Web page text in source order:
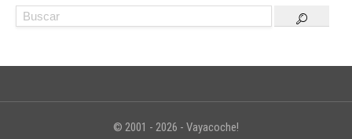
INICIAR SESIÓN
© 2001 - 2026 - Vayacoche!